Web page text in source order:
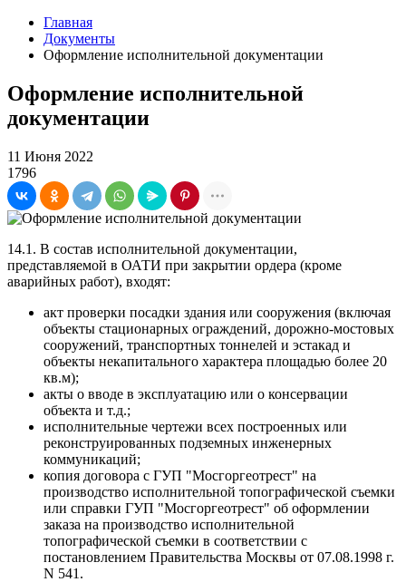
Главная
Документы
Оформление исполнительной документации
Оформление исполнительной
документации
11 Июня 2022
1796
14.1. В состав исполнительной документации,
представляемой в ОАТИ при закрытии ордера (кроме
аварийных работ), входят:
акт проверки посадки здания или сооружения (включая
объекты стационарных ограждений, дорожно-мостовых
сооружений, транспортных тоннелей и эстакад и
объекты некапитального характера площадью более 20
кв.м);
акты о вводе в эксплуатацию или о консервации
объекта и т.д.;
исполнительные чертежи всех построенных или
реконструированных подземных инженерных
коммуникаций;
копия договора с ГУП "Мосгоргеотрест" на
производство исполнительной топографической съемки
или справки ГУП "Мосгоргеотрест" об оформлении
заказа на производство исполнительной
топографической съемки в соответствии с
постановлением Правительства Москвы от 07.08.1998 г.
N 541.